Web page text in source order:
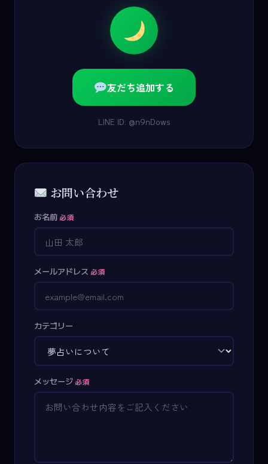
友だち追加する
LINE ID: @n9nDows
お問い合わせ
お名前 必須
メールアドレス 必須
カテゴリー
メッセージ 必須